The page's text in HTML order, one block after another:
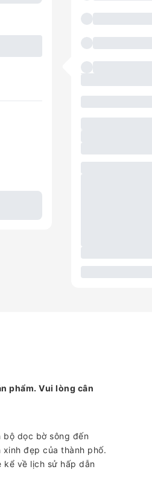
phẩm. Vui lòng cân
bộ dọc bờ sông đến
xinh đẹp của thành phố.
kể về lịch sử hấp dẫn